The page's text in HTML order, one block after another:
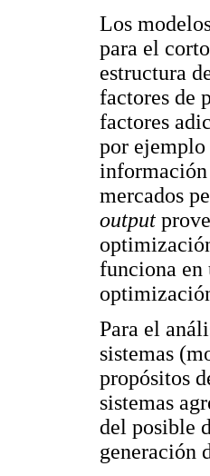
Los
para el
estructura
factores de
factores
por
información
mercados
output
funciona en
Para el
sistemas
propósitos
sistemas
del posible
generación